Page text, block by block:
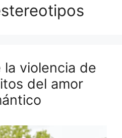
violencia de
del amor